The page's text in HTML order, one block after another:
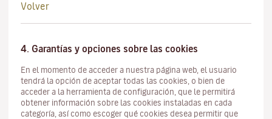
Volver
4. Garantías y opciones sobre las cookies
En el momento de acceder a nuestra página web, el usuario
tendrá la opción de aceptar todas las cookies, o bien de
acceder a la herramienta de configuración, que le permitirá
obtener información sobre las cookies instaladas en cada
categoría, así como escoger qué cookies desea permitir que